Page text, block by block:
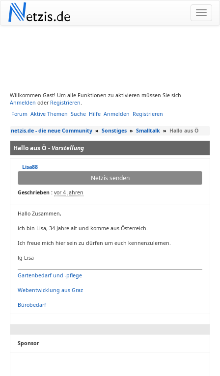
Netzis.de
Willkommen Gast! Um alle Funktionen zu aktivieren müssen Sie sich
Anmelden oder Registrieren.
Forum Aktive Themen Suche Hilfe Anmelden Registrieren
netzis.de - die neue Community » Sonstiges » Smalltalk » Hallo aus Ö
Hallo aus Ö - Vorstellung
Lisa88
Netzis senden
Geschrieben : vor 4 Jahren
Hallo Zusammen,
ich bin Lisa, 34 Jahre alt und komme aus Österreich.
Ich freue mich hier sein zu dürfen um euch kennenzulernen.
lg Lisa
Gartenbedarf und -pflege
Webentwicklung aus Graz
Bürobedarf
Sponsor